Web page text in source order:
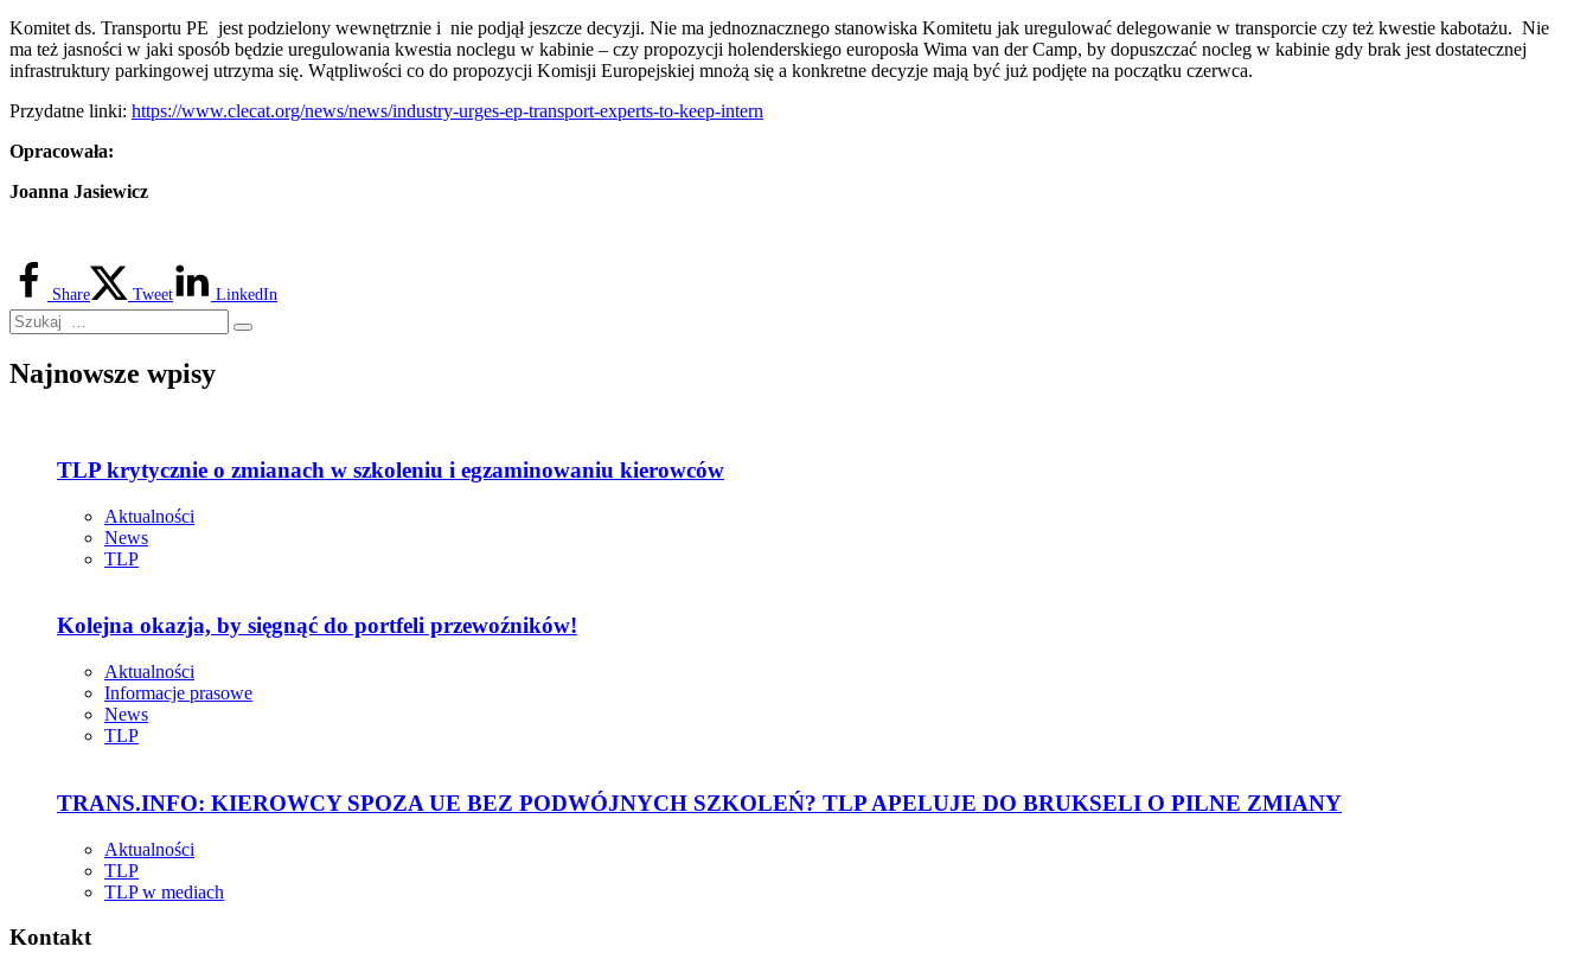
Komitet ds. Transportu PE jest podzielony wewnętrznie i nie podjął jeszcze decyzji. Nie ma jednoznacznego stanowiska Komitetu jak uregulować delegowanie w transporcie czy też kwestie kabotażu. Nie
ma też jasności w jaki sposób będzie uregulowania kwestia noclegu w kabinie – czy propozycji holenderskiego europosła Wima van der Camp, by dopuszczać nocleg w kabinie gdy brak jest dostatecznej
infrastruktury parkingowej utrzyma się. Wątpliwości co do propozycji Komisji Europejskiej mnożą się a konkretne decyzje mają być już podjęte na początku czerwca.
Przydatne linki: https://www.clecat.org/news/news/industry-urges-ep-transport-experts-to-keep-intern
Opracowała:
Joanna Jasiewicz
Share Tweet LinkedIn
Najnowsze wpisy
TLP krytycznie o zmianach w szkoleniu i egzaminowaniu kierowców
Aktualności
News
TLP
Kolejna okazja, by sięgnąć do portfeli przewoźników!
Aktualności
Informacje prasowe
News
TLP
TRANS.INFO: KIEROWCY SPOZA UE BEZ PODWÓJNYCH SZKOLEŃ? TLP APELUJE DO BRUKSELI O PILNE ZMIANY
Aktualności
TLP
TLP w mediach
Kontakt